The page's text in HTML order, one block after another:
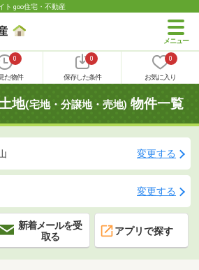
ト goo住宅・不動産
0
た物件
0
保存した条件
0
お気に入り
地(宅地・分譲地・売地) 物件一覧
変更する
変更する
新着メールを受
取る
アプリで探す